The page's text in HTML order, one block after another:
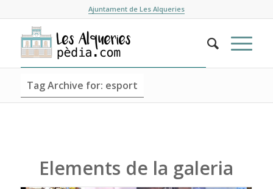
Ajuntament de Les Alqueries
Tag Archive for: esport
Elements de la galeria